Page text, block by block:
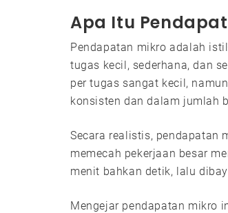
Apa Itu
Pendapatan mikro adalah
tugas kecil, sederhana, dan
per tugas sangat kecil,
konsisten dan dalam jumlah
Secara realistis, pendapatan
memecah pekerjaan besar
menit bahkan detik, lalu
Mengejar pendapatan mikro